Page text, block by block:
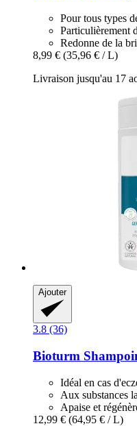
Pour tous types
Particulièrement
Redonne de la
8,99 € (35,96 € / L)
Livraison jusqu'au 17
Ajouter
3.8 (36)
Bioturm
Idéal en cas
Aux substances
Apaise et
12,99 € (64,95 € / L)